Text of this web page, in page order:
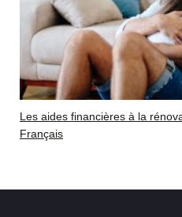
Les aides financières à la
Français